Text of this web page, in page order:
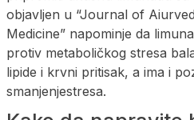
objavljen u “Journal of
Medicine” napominje da
protiv metaboličkog stresa
lipide i krvni pritisak, a ima i
smanjenjestresa.